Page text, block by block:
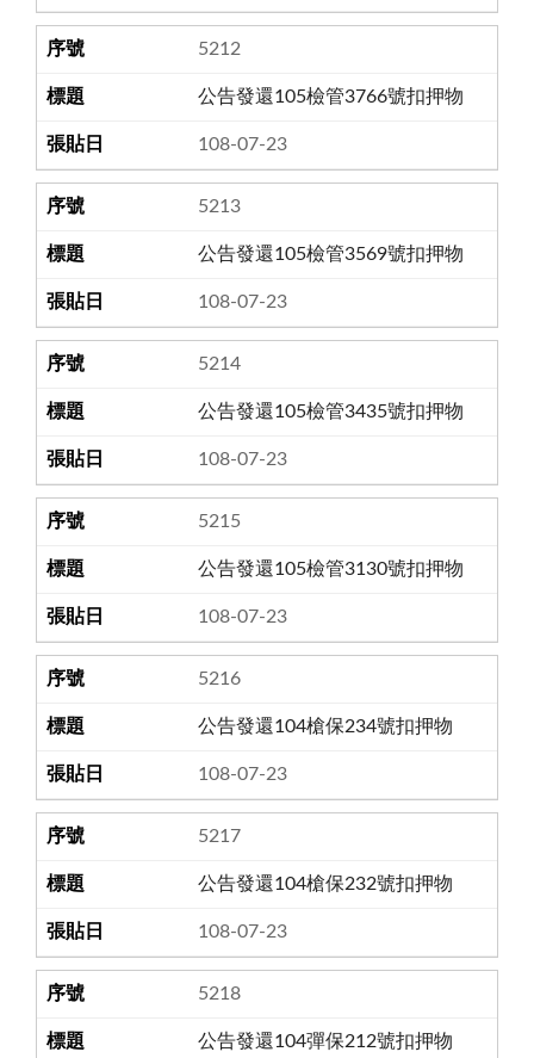
5212
公告發還105檢管3766號扣押物
108-07-23
5213
公告發還105檢管3569號扣押物
108-07-23
5214
公告發還105檢管3435號扣押物
108-07-23
5215
公告發還105檢管3130號扣押物
108-07-23
5216
公告發還104槍保234號扣押物
108-07-23
5217
公告發還104槍保232號扣押物
108-07-23
5218
公告發還104彈保212號扣押物